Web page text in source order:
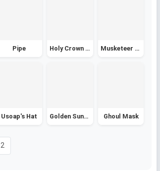
Pipe Holy Crown - Vương Miện Thánh Musketeer Hat - Mũ Lính Ngự Lâm
Usoap's Hat Golden Sunhat Ghoul Mask
2